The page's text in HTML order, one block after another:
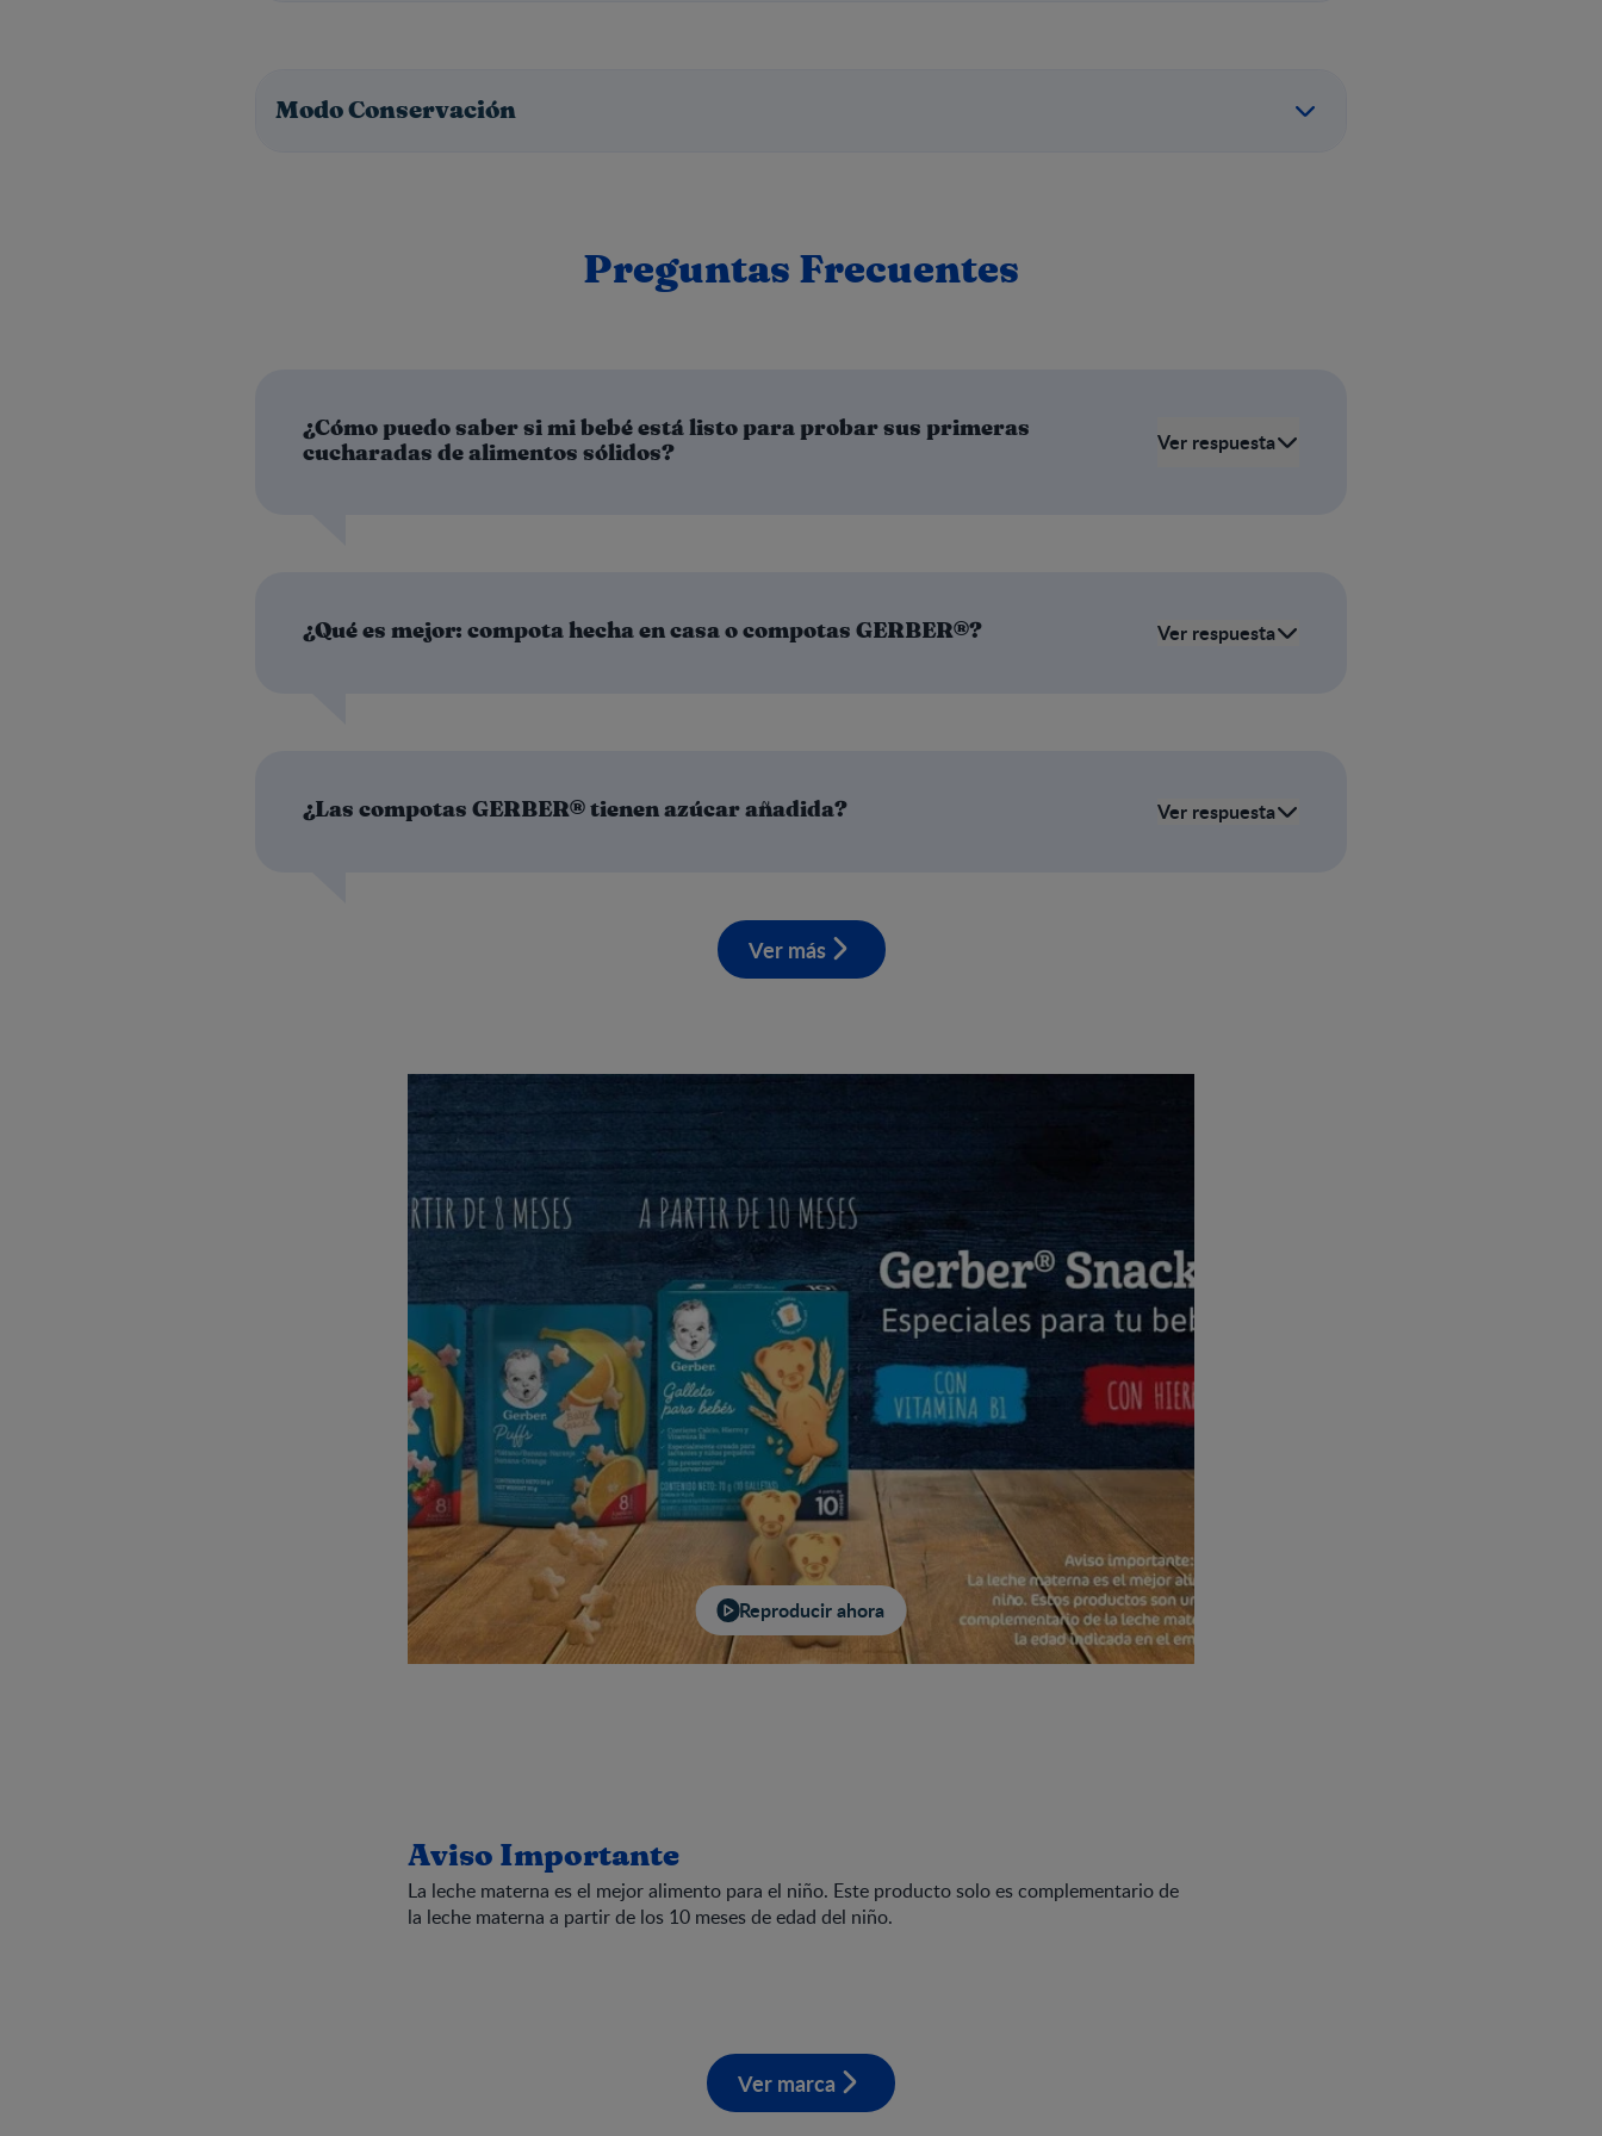
Modo Conservación
Preguntas Frecuentes
¿Cómo puedo saber si mi bebé está listo para probar sus primeras
cucharadas de alimentos sólidos?
Ver respuesta
¿Qué es mejor: compota hecha en casa o compotas GERBER®? Ver respuesta
¿Las compotas GERBER® tienen azúcar añadida? Ver respuesta
Ver más
Reproducir ahora
Aviso Importante
La leche materna es el mejor alimento para el niño. Este producto solo es complementario de
la leche materna a partir de los 10 meses de edad del niño.
Ver marca